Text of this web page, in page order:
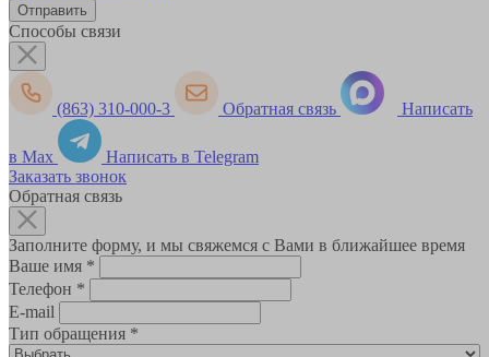
Способы связи
(863) 310-000-3 Обратная связь Написать
в Max
Написать в Telegram
Заказать звонок
Обратная связь
Заполните форму, и мы свяжемся с Вами в ближайшее время
Ваше имя *
Телефон *
E-mail
Тип обращения *